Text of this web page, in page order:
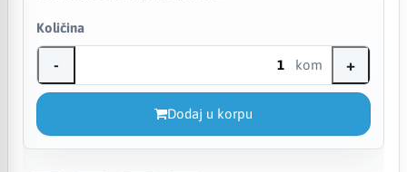
Količina
- kom +
Dodaj u korpu